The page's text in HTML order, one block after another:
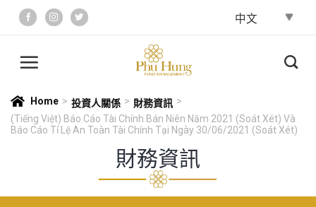
content
Home > 投資人關係 > 財務資訊 >
(Tiếng Việt) Báo Cáo Tài Chính Bán Niên Năm 2021 (soát Xét) Và
Báo Cáo Tỉ Lệ An Toàn Tài Chính Tại Ngày 30/06/2021 (soát Xét)
財務資訊